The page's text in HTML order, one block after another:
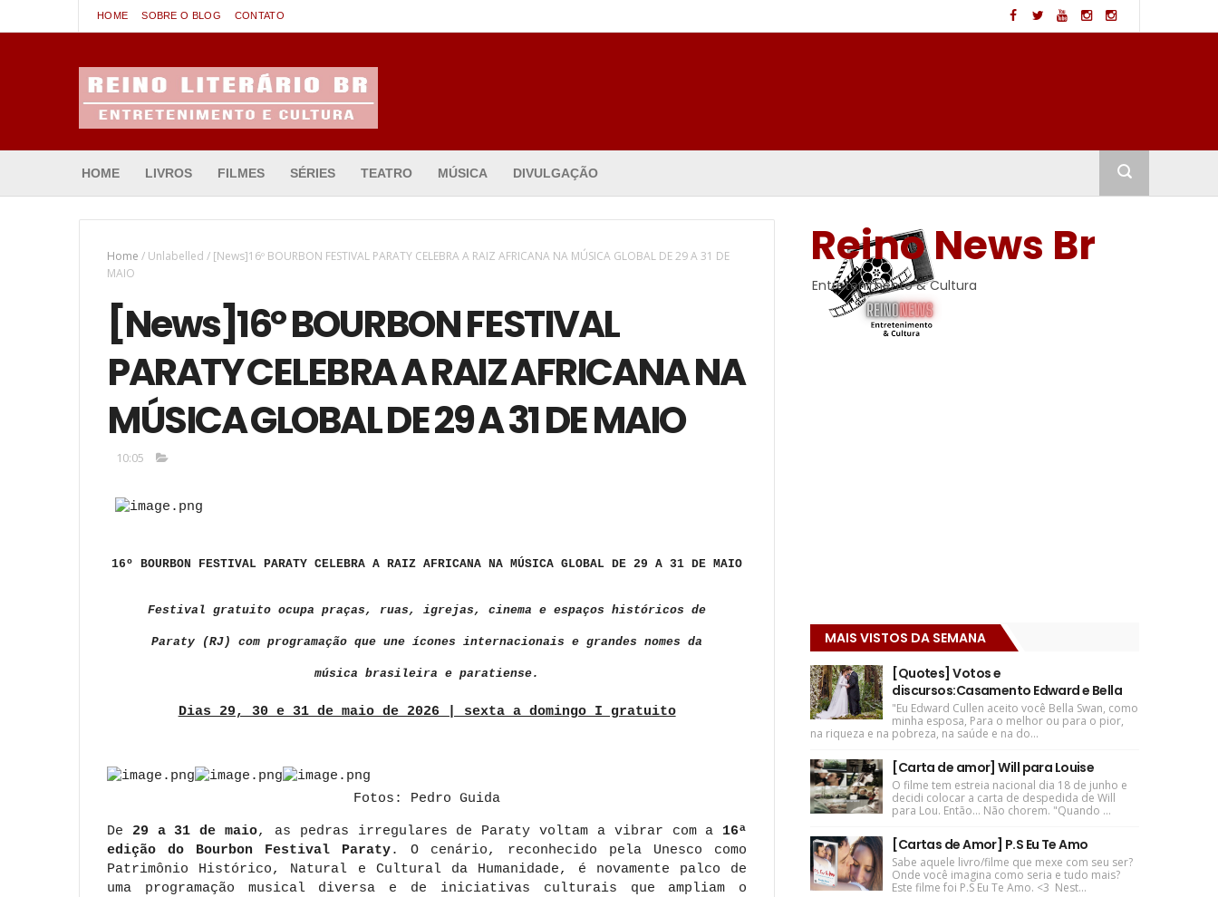
HOME SOBRE O BLOG CONTATO
HOME LIVROS FILMES SÉRIES TEATRO MÚSICA DIVULGAÇÃO
Home / Unlabelled / [News]16º BOURBON FESTIVAL PARATY CELEBRA A RAIZ AFRICANA NA MÚSICA GLOBAL DE 29 A 31 DE
MAIO
[News]16º BOURBON FESTIVAL
PARATY CELEBRA A RAIZ AFRICANA NA
MÚSICA GLOBAL DE 29 A 31 DE MAIO
10:05
16º BOURBON FESTIVAL PARATY CELEBRA A RAIZ AFRICANA NA MÚSICA GLOBAL DE 29 A 31 DE MAIO
Festival gratuito ocupa praças, ruas, igrejas, cinema e espaços históricos de
Paraty (RJ) com programação que une ícones internacionais e grandes nomes da
música brasileira e paratiense.
Dias 29, 30 e 31 de maio de 2026 | sexta a domingo I gratuito
Fotos: Pedro Guida
De 29 a 31 de maio, as pedras irregulares de Paraty voltam a vibrar com a 16ª
edição do Bourbon Festival Paraty. O cenário, reconhecido pela Unesco como
Patrimônio Histórico, Natural e Cultural da Humanidade, é novamente palco de
uma programação musical diversa e de iniciativas culturais que ampliam o
Reino News Br
Entretenimento & Cultura
MAIS VISTOS DA SEMANA
[Quotes] Votos e
discursos:Casamento Edward e Bella
"Eu Edward Cullen aceito você Bella Swan, como
minha esposa, Para o melhor ou para o pior,
na riqueza e na pobreza, na saúde e na do...
[Carta de amor] Will para Louise
O filme tem estreia nacional dia 18 de junho e
decidi colocar a carta de despedida de Will
para Lou. Então... Não chorem. "Quando ...
[Cartas de Amor] P.S Eu Te Amo
Sabe aquele livro/filme que mexe com seu ser?
Onde você imagina como seria e tudo mais?
Este filme foi P.S Eu Te Amo. <3 Nest...